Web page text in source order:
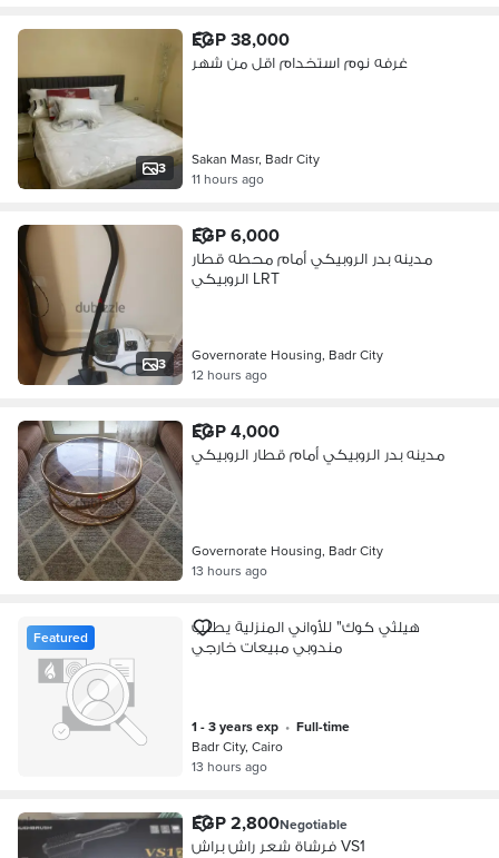
3
EGP 38,000
غرفه نوم استخدام اقل من شهر
Sakan Masr, Badr City
11 hours ago
3
EGP 6,000
مدينه بدر الروبيكي أمام محطه قطار
الروبيكي LRT
Governorate Housing, Badr City
12 hours ago
EGP 4,000
مدينه بدر الروبيكي أمام قطار الروبيكي
Governorate Housing, Badr City
13 hours ago
Featured
هيلثي كوك" للأواني المنزلية يطلب
مندوبي مبيعات خارجي
1 - 3 years exp •
full-time
Badr City, Cairo
13 hours ago
EGP 2,800Negotiable
فرشاة شعر راش براش VS1